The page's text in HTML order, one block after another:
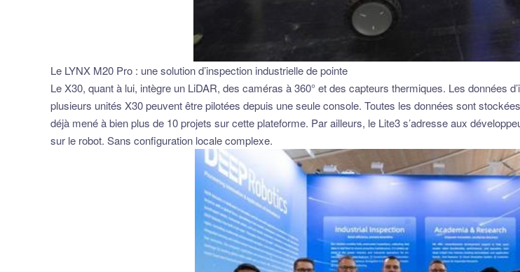
Le LYNX M20 Pro : une solution d’inspection industrielle de pointe
Le X30, quant à lui, intègre un LiDAR, des caméras à 360° et des capteurs thermiques. Les données
plusieurs unités X30 peuvent être pilotées depuis une seule console. Toutes les données sont
déjà mené à bien plus de 10 projets sur cette plateforme. Par ailleurs, le Lite3 s’adresse aux
sur le robot. Sans configuration locale complexe.